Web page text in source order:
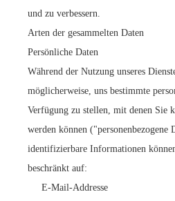
und zu verbessern.
Arten der gesammelten Daten
Persönliche Daten
Während der Nutzung unseres
möglicherweise, uns bestimmte
Verfügung zu stellen, mit denen Sie
werden können ("personenbezogene
identifizierbare Informationen
beschränkt auf:
E-Mail-Addresse